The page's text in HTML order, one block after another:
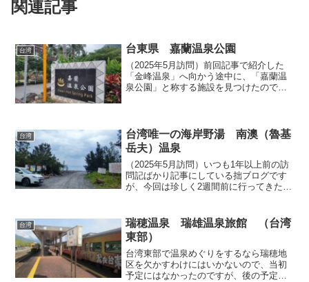
関連記事
台湾 台東県 嘉蘭温泉公園
（2025年5月訪問）前回記事で紹介した
「金峰温泉」へ向かう途中に、「嘉蘭温
泉公園」と称する施設を見つけたので、
い丘の上の嘉蘭集...
台湾
台湾唯一の海岸野湯 南澳（魯基
岳夫）温泉
（2025年5月訪問）いつも1年以上前の訪
問記ばかり記事にしている拙ブログです
が、今回は珍しく2週間前に行ってきたば
湧出しており、これまでも拙ブログでそ
の多くを記事にし...
台湾
瑞穂温泉 瑞雄温泉旅館 （台湾
東部）
台湾東部で温泉めぐりをするなら瑞穂地
区を欠かすわけにはいかないので、当初
予定にはなかったのですが、後の予定に